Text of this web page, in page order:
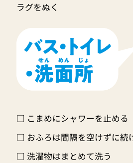
ラグをぬく
□ こまめにシャワーを止める
□ おふろは間隔を空けずに続
□ 洗濯物はまとめて洗う